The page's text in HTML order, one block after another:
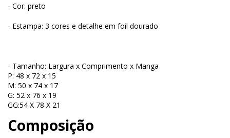
- Cor: preto
- Estampa: 3 cores e detalhe em foil dourado
- Tamanho: Largura x Comprimento x Manga
P: 48 x 72 x 15
M: 50 x 74 x 17
G: 52 x 76 x 19
GG:54 X 78 X 21
Composição